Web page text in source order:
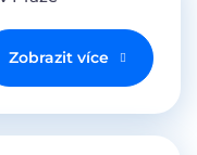
Zobrazit více